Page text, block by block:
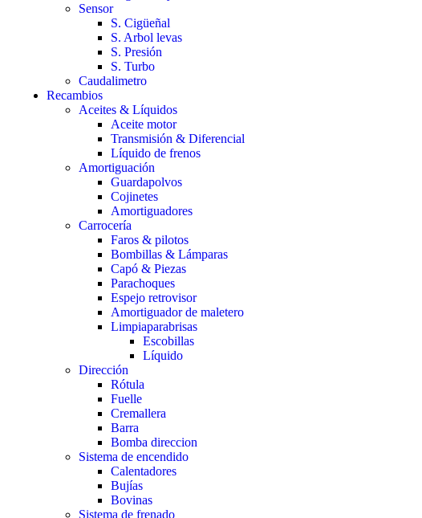
Sensor
S. Cigüeñal
S. Arbol levas
S. Presión
S. Turbo
Caudalimetro
Recambios
Aceites & Líquidos
Aceite motor
Transmisión & Diferencial
Líquido de frenos
Amortiguación
Guardapolvos
Cojinetes
Amortiguadores
Carrocería
Faros & pilotos
Bombillas & Lámparas
Capó & Piezas
Parachoques
Espejo retrovisor
Amortiguador de maletero
Limpiaparabrisas
Escobillas
Líquido
Dirección
Rótula
Fuelle
Cremallera
Barra
Bomba direccion
Sistema de encendido
Calentadores
Bujías
Bovinas
Sistema de frenado